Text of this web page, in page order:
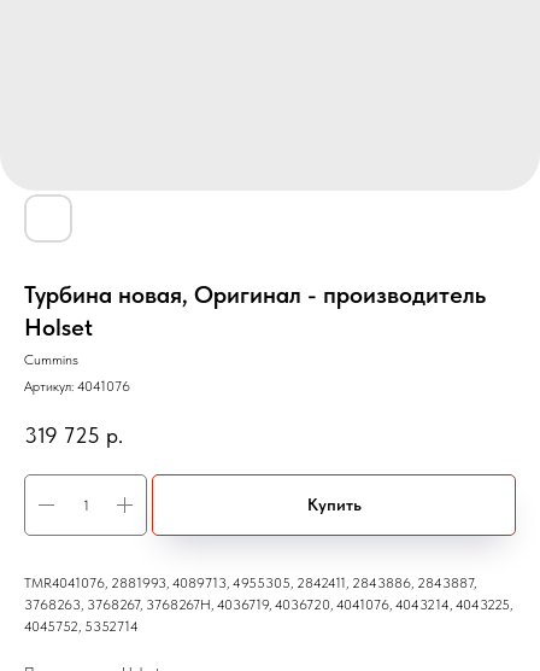
Турбина новая, Оригинал - производитель
Holset
Cummins
Артикул: 4041076
319 725 р.
Купить
TMR4041076, 2881993, 4089713, 4955305, 2842411, 2843886, 2843887,
3768263, 3768267, 3768267H, 4036719, 4036720, 4041076, 4043214, 4043225,
4045752, 5352714